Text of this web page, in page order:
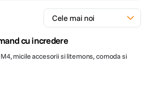
cu incredere
micile accesorii si litemons, comoda si